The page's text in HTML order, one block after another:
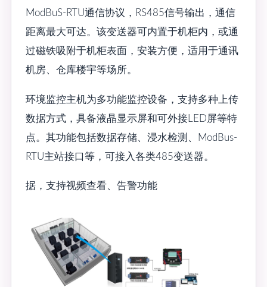
ModBuS-RTU通信协议，RS485信号输出，通信
距离最大可达。该变送器可内置于机柜内，或通
过磁铁吸附于机柜表面，安装方便，适用于通讯
机房、仓库楼宇等场所。
环境监控主机为多功能监控设备，支持多种上传
数据方式，具备液晶显示屏和可外接LED屏等特
点。其功能包括数据存储、浸水检测、ModBus-
RTU主站接口等，可接入各类485变送器。
据，支持视频查看、告警功能